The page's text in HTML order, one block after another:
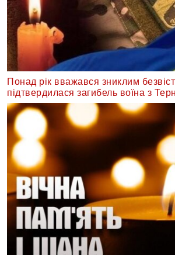
Понад рік вважався зниклим
підтвердилася загибель воїна з